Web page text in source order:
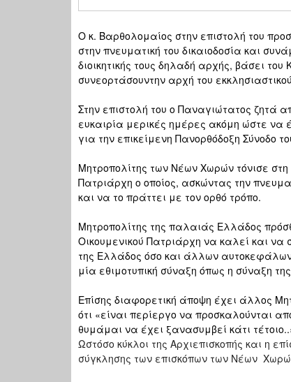
Ο κ. Βαρθολομαίος στην επιστολή του
στην πνευματική του δικαιοδοσία και
διοικητικής τους δηλαδή αρχής, βάσει
συνεορτάσουντην αρχή του
Στην επιστολή του ο Παναγιώτατος ζητά
ευκαιρία μερικές ημέρες ακόμη ώστε να
για την επικείμενη Πανορθόδοξη Σύνοδο
Μητροπολίτης των Νέων Χωρών τόνισε στη
Πατριάρχη ο οποίος, ασκώντας την
και να το πράττει με τον ορθό τρόπο.
Μητροπολίτης της παλαιάς Ελλάδος
Οικουμενικού Πατριάρχη να καλεί και να
της Ελλάδος όσο και άλλων
μία εθιμοτυπική σύναξη όπως η σύναξη της
Επίσης διαφορετική άποψη έχει άλλος
ότι «είναι περίεργο να προσκαλούνται
θυμάμαι να έχει ξανασυμβεί κάτι
Ωστόσο κύκλοι της Αρχιεπισκοπής και η
σύγκλησης των επισκόπων των Νέων